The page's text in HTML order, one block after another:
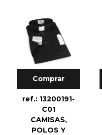
Comprar
ref.: 13200191-
C01
CAMISAS,
POLOS Y